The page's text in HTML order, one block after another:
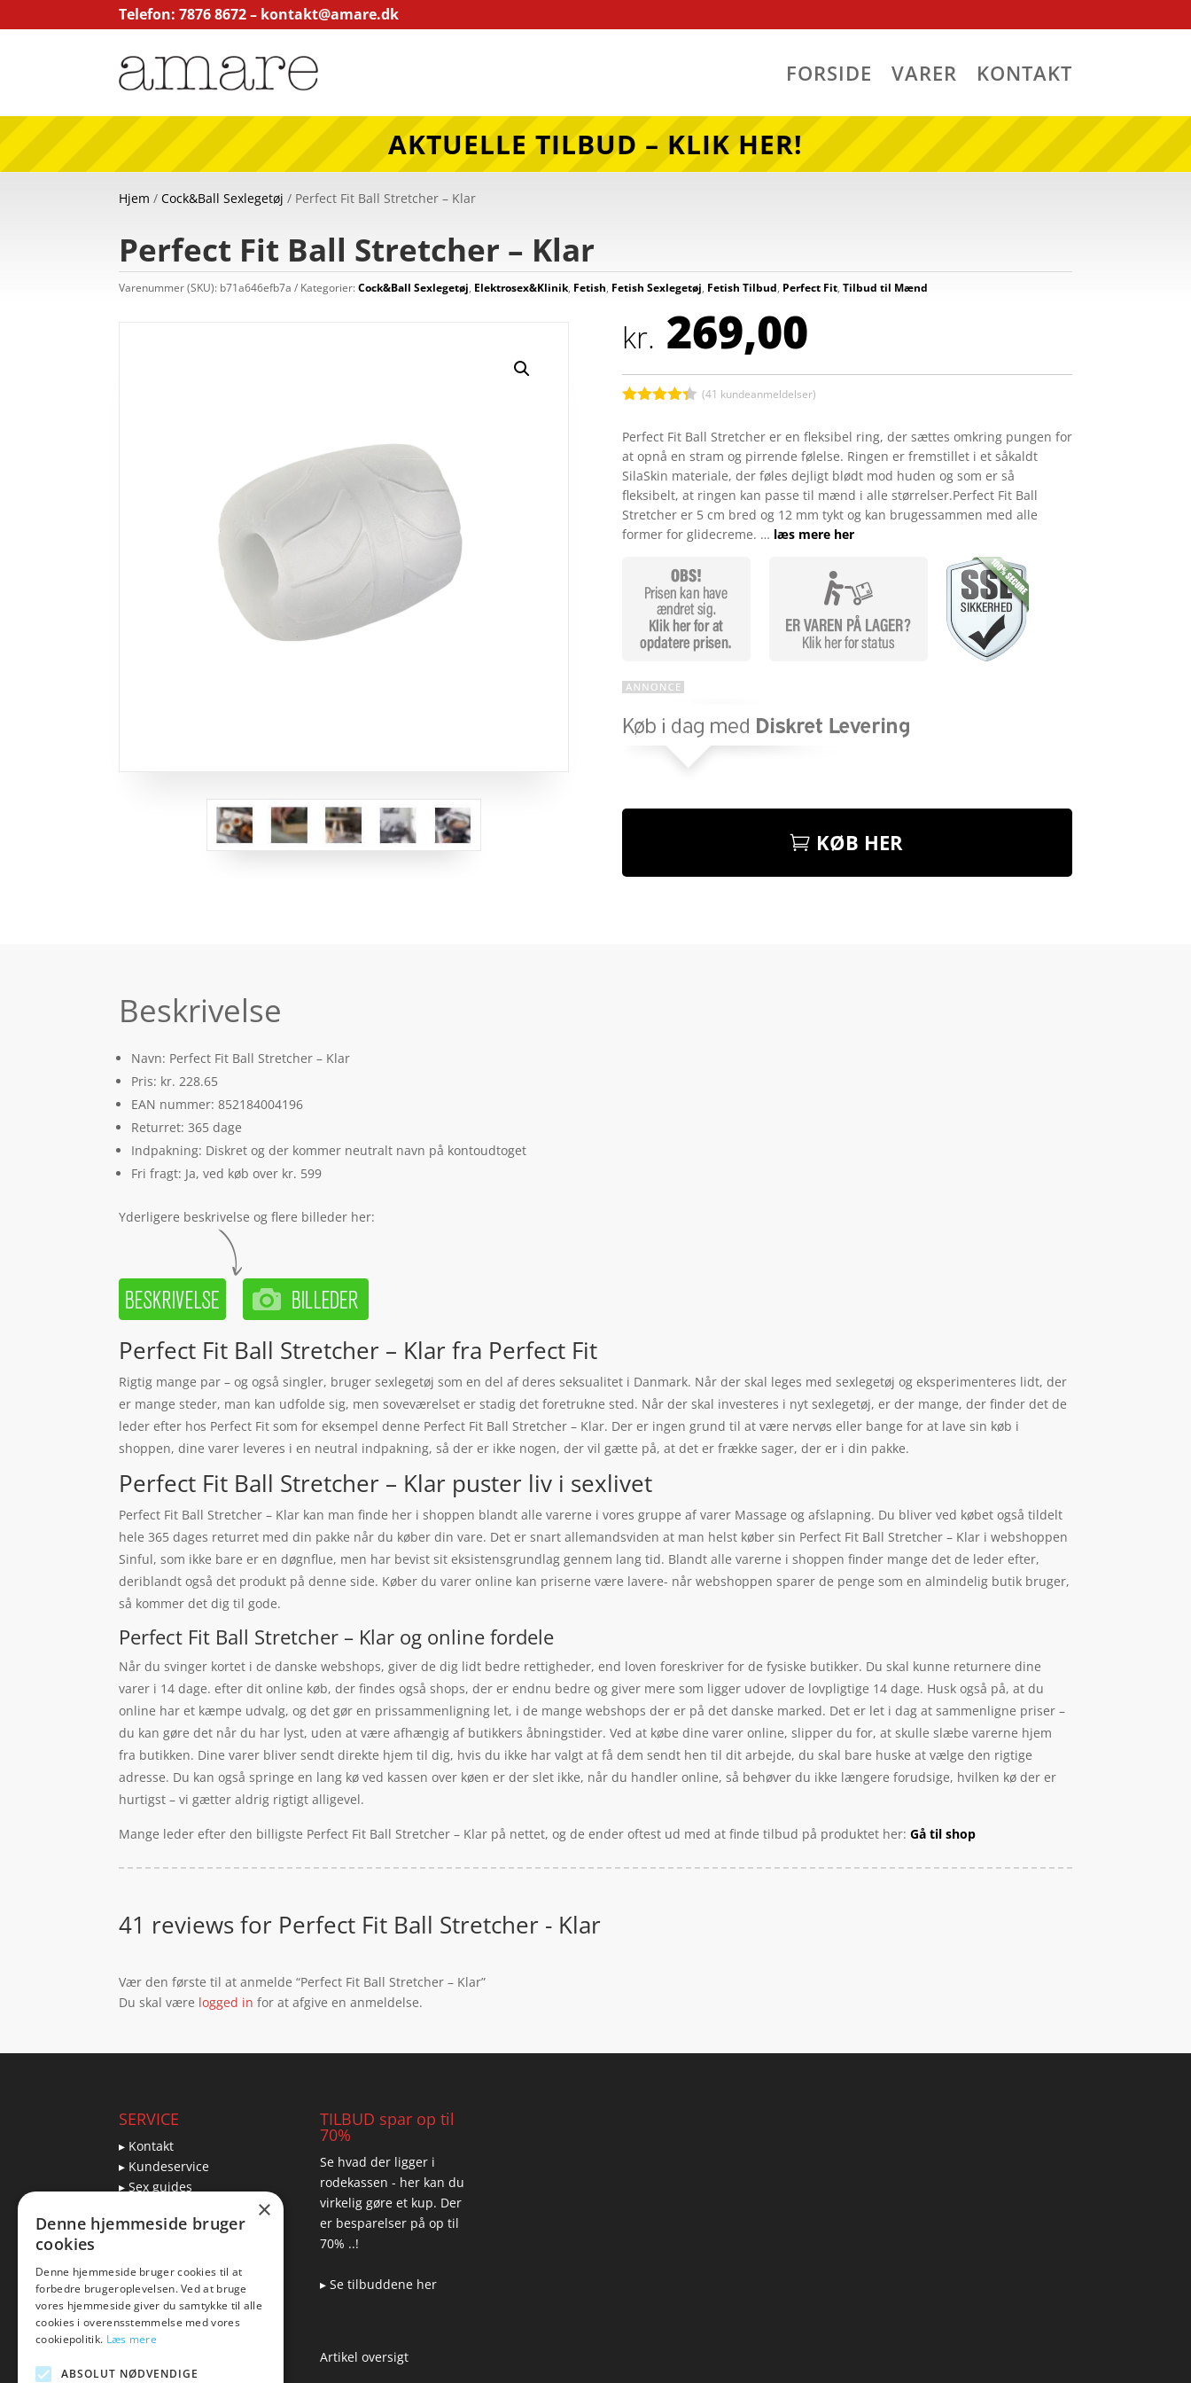
Telefon: 7876 8672 – kontakt@amare.dk
FORSIDE VARER KONTAKT
AKTUELLE TILBUD – KLIK HER!
Hjem /Cock&Ball Sexlegetøj / Perfect Fit Ball Stretcher – Klar
Perfect Fit Ball Stretcher – Klar
Varenummer (SKU): b71a646efb7a Kategorier:Cock&Ball Sexlegetøj, Elektrosex&Klinik, Fetish, Fetish Sexlegetøj, Fetish Tilbud, Perfect Fit,Tilbud til Mænd
kr. 269,00
ud af 5
baseret
på
kundebedø
mmelser
(41 kundeanmeldelser)
Perfect Fit Ball Stretcher er en fleksibel ring, der sættes omkring pungen for
at opnå en stram og pirrende følelse. Ringen er fremstillet i et såkaldt
SilaSkin materiale, der føles dejligt blødt mod huden og som er så
fleksibelt, at ringen kan passe til mænd i alle størrelser.Perfect Fit Ball
Stretcher er 5 cm bred og 12 mm tykt og kan brugessammen med alle
former for glidecreme. … læs mere her
KØB HER
Beskrivelse
Navn: Perfect Fit Ball Stretcher – Klar
Pris: kr. 228.65
EAN nummer: 852184004196
Returret: 365 dage
Indpakning: Diskret og der kommer neutralt navn på kontoudtoget
Fri fragt: Ja, ved køb over kr. 599
Yderligere beskrivelse og flere billeder her:
Perfect Fit Ball Stretcher – Klar fra Perfect Fit
Rigtig mange par – og også singler, bruger sexlegetøj som en del af deres seksualitet i Danmark. Når der skal leges med sexlegetøj og eksperimenteres lidt, der
er mange steder, man kan udfolde sig, men soveværelset er stadig det foretrukne sted. Når der skal investeres i nyt sexlegetøj, er der mange, der finder det de
leder efter hos Perfect Fit som for eksempel denne Perfect Fit Ball Stretcher – Klar. Der er ingen grund til at være nervøs eller bange for at lave sin køb i
shoppen, dine varer leveres i en neutral indpakning, så der er ikke nogen, der vil gætte på, at det er frække sager, der er i din pakke.
Perfect Fit Ball Stretcher – Klar puster liv i sexlivet
Perfect Fit Ball Stretcher – Klar kan man finde her i shoppen blandt alle varerne i vores gruppe af varer Massage og afslapning. Du bliver ved købet også tildelt
hele 365 dages returret med din pakke når du køber din vare. Det er snart allemandsviden at man helst køber sin Perfect Fit Ball Stretcher – Klar i webshoppen
Sinful, som ikke bare er en døgnflue, men har bevist sit eksistensgrundlag gennem lang tid. Blandt alle varerne i shoppen finder mange det de leder efter,
deriblandt også det produkt på denne side. Køber du varer online kan priserne være lavere- når webshoppen sparer de penge som en almindelig butik bruger,
så kommer det dig til gode.
Perfect Fit Ball Stretcher – Klar og online fordele
Når du svinger kortet i de danske webshops, giver de dig lidt bedre rettigheder, end loven foreskriver for de fysiske butikker. Du skal kunne returnere dine
varer i 14 dage. efter dit online køb, der findes også shops, der er endnu bedre og giver mere som ligger udover de lovpligtige 14 dage. Husk også på, at du
online har et kæmpe udvalg, og det gør en prissammenligning let, i de mange webshops der er på det danske marked. Det er let i dag at sammenligne priser –
du kan gøre det når du har lyst, uden at være afhængig af butikkers åbningstider. Ved at købe dine varer online, slipper du for, at skulle slæbe varerne hjem
fra butikken. Dine varer bliver sendt direkte hjem til dig, hvis du ikke har valgt at få dem sendt hen til dit arbejde, du skal bare huske at vælge den rigtige
adresse. Du kan også springe en lang kø ved kassen over køen er der slet ikke, når du handler online, så behøver du ikke længere forudsige, hvilken kø der er
hurtigst – vi gætter aldrig rigtigt alligevel.
Mange leder efter den billigste Perfect Fit Ball Stretcher – Klar på nettet, og de ender oftest ud med at finde tilbud på produktet her:Gå til shop
41 reviews for Perfect Fit Ball Stretcher - Klar
Vær den første til at anmelde “Perfect Fit Ball Stretcher – Klar”
Du skal være logged in for at afgive en anmeldelse.
SERVICE
▸ Kontakt
▸ Kundeservice
▸ Sex guides
▸ Returnering
Blog
Pris, kvalitet & sexlegetøj
– hvordan hænger det
sammen?
TILBUD spar op til
70%
Se hvad der ligger i
rodekassen - her kan du
virkelig gøre et kup. Der
er besparelser på op til
70% ..!
▸ Se tilbuddene her
Artikel oversigt
×
Denne hjemmeside bruger
cookies
Denne hjemmeside bruger cookies til at
forbedre brugeroplevelsen. Ved at bruge
vores hjemmeside giver du samtykke til alle
cookies i overensstemmelse med vores
cookiepolitik. Læs mere
ABSOLUT NØDVENDIGE